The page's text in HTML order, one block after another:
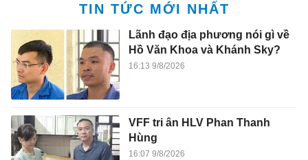
TIN TỨC MỚI NHẤT
Lãnh đạo địa phương nói gì về
Hồ Văn Khoa và Khánh Sky?
16:13 9/8/2026
VFF tri ân HLV Phan Thanh
Hùng
16:07 9/8/2026